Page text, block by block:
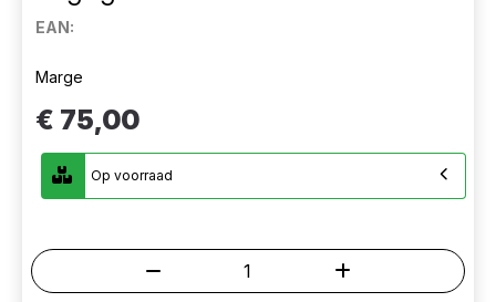
EAN:
Marge
€ 75,00
Op voorraad